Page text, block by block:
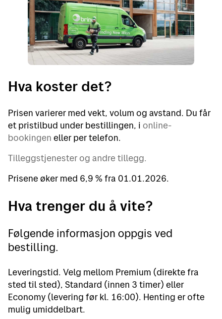
Hva koster det?
Prisen varierer med vekt, volum og avstand. Du får
et pristilbud under bestillingen, i online-
bookingen eller per telefon.
Tilleggstjenester og andre tillegg.
Prisene øker med 6,9 % fra 01.01.2026.
Hva trenger du å vite?
Følgende informasjon oppgis ved
bestilling.
Leveringstid. Velg mellom Premium (direkte fra
sted til sted), Standard (innen 3 timer) eller
Economy (levering før kl. 16:00). Henting er ofte
mulig umiddelbart.